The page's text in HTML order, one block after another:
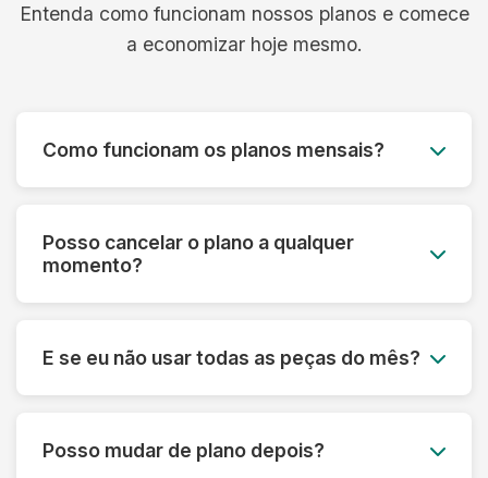
Entenda como funcionam nossos planos e comece
a economizar hoje mesmo.
Como funcionam os planos mensais?
entrega inclusos. É simples, previsível e muito
Posso cancelar o plano a qualquer
momento?
taxa de cancelamento. Sua satisfação é nossa
prioridade.
E se eu não usar todas as peças do mês?
você aproveite ao máximo seu plano sem
Posso mudar de plano depois?